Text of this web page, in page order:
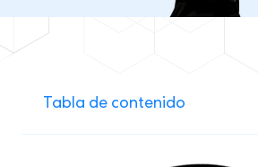
Tabla de contenido